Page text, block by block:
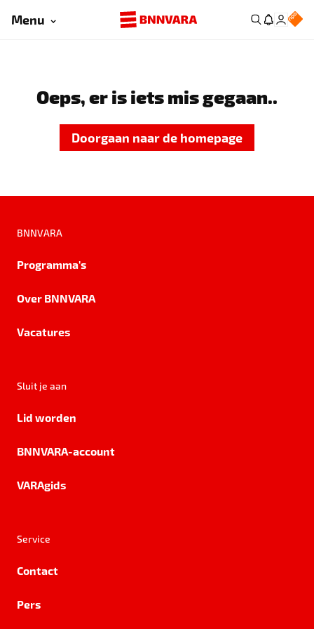
Menu
Oeps, er is iets mis gegaan..
Doorgaan naar de homepage
BNNVARA
Programma's
Over BNNVARA
Vacatures
Sluit je aan
Lid worden
BNNVARA-account
VARAgids
Service
Contact
Pers